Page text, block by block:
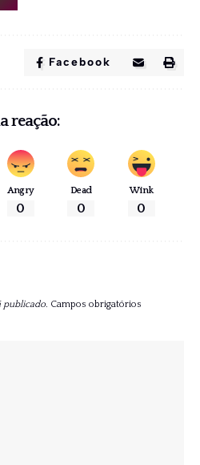
Facebook
reação:
Angry
0
Dead
0
Wink
0
publicado. Campos obrigatórios